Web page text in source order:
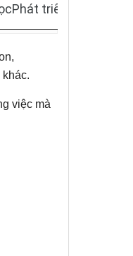
Phát triển phần mềm
việc mà